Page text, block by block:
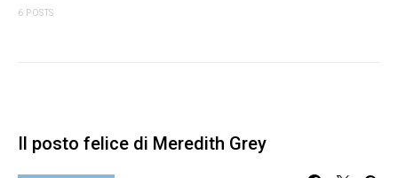
6 POSTS
Il posto felice di Meredith Grey